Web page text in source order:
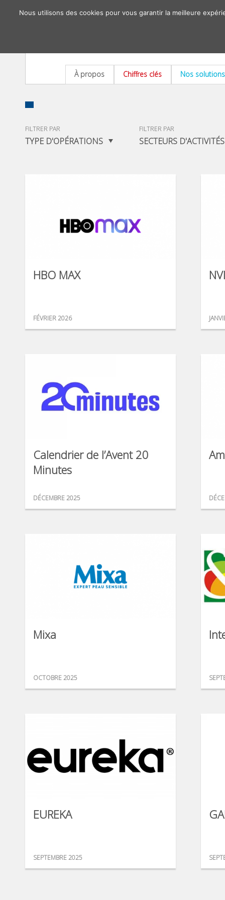
À propos Chiffres clés Nos solutions
FILTRER PAR
TYPE D'OPÉRATIONS
FILTRER PAR
SECTEURS D'ACTIVITÉS
HBO MAX
FÉVRIER 2026
Calendrier de l’Avent 20
Minutes
DÉCEMBRE 2025
Mixa
OCTOBRE 2025
EUREKA
SEPTEMBRE 2025
Nous utilisons des cookies pour vous garantir la meilleure